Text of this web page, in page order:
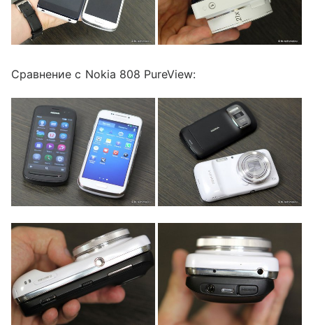
Сравнение с Nokia 808 PureView: